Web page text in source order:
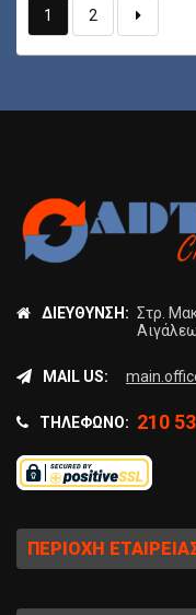
1 2
ΔΙΕΎΘΥΝΣΗ: Στρ.
MAIL US:
ΤΗΛΈΦΩΝΟ: 210
ΠΕΡΙΟΧΉ